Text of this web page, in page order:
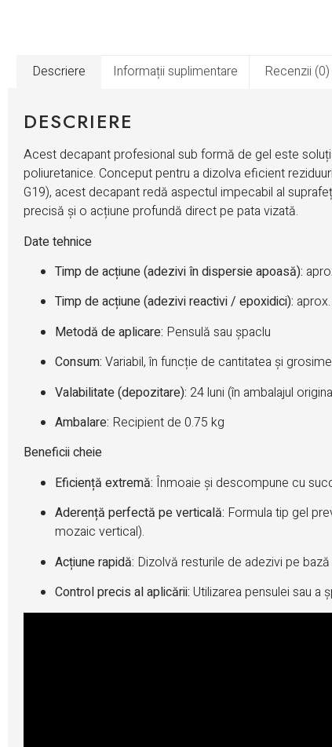
Descriere Informații suplimentare Recenzii (0)
DESCRIERE
Acest decapant profesional sub formă de gel este
poliuretanice. Conceput pentru a dizolva eficient
G19), acest decapant redă aspectul impecabil al
precisă și o acțiune profundă direct pe pata vizată.
Date tehnice
Timp de acțiune (adezivi în dispersie apoasă):
Timp de acțiune (adezivi reactivi / epoxidici):
Metodă de aplicare: Pensulă sau șpaclu
Consum: Variabil, în funcție de cantitatea și
Valabilitate (depozitare): 24 luni (în ambalajul
Ambalare: Recipient de 0.75 kg
Beneficii cheie
Eficiență extremă: Înmoaie și descompune cu
Aderență perfectă pe verticală: Formula tip gel
mozaic vertical).
Acțiune rapidă: Dizolvă resturile de adezivi pe
Control precis al aplicării: Utilizarea pensulei sau a